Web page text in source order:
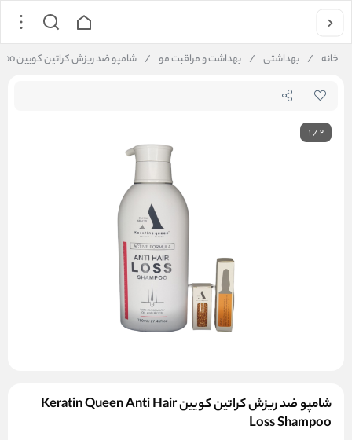
خانه / بهداشتی / بهداشت و مراقبت مو / شامپو ضد ریزش کراتین کویین Keratin Queen Anti Hair Loss Shampoo
1/2
شامپو ضد ریزش کراتین کویین Keratin Queen Anti Hair
Loss Shampoo